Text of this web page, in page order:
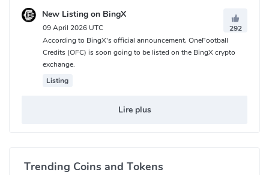
New Listing on BingX
09 April 2026 UTC
292
According to BingX's official announcement, OneFootball
Credits (OFC) is soon going to be listed on the BingX crypto
exchange.
Listing
Lire plus
Trending Coins and Tokens